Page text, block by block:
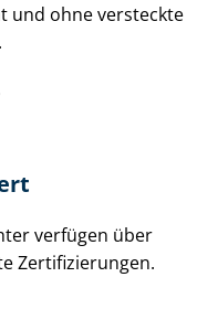
und ohne versteckte
verfügen über
Zer­ti­fi­zie­run­gen.